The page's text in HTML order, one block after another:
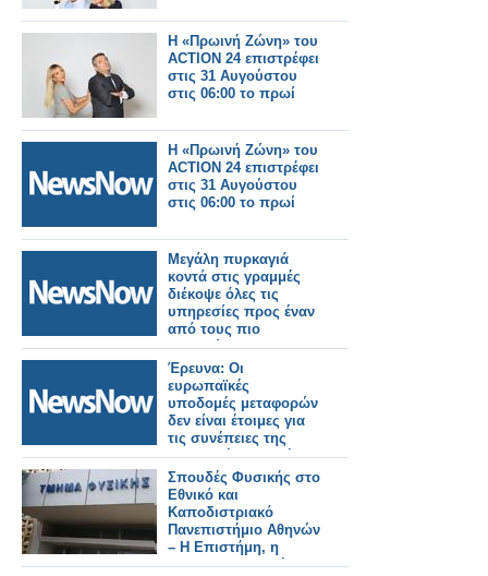
Η «Πρωινή Ζώνη» του
ACTION 24 επιστρέφει
στις 31 Αυγούστου
στις 06:00 το πρωί
Η «Πρωινή Ζώνη» του
ACTION 24 επιστρέφει
στις 31 Αυγούστου
στις 06:00 το πρωί
Μεγάλη πυρκαγιά
κοντά στις γραμμές
διέκοψε όλες τις
υπηρεσίες προς έναν
από τους πιο
πολυσύχναστους
σιδηροδρομικούς
σταθμούς του
Λονδίνου.
Έρευνα: Οι
ευρωπαϊκές
υποδομές μεταφορών
δεν είναι έτοιμες για
τις συνέπειες της
κλιματικής αλλαγής.
Σπουδές Φυσικής στο
Εθνικό και
Καποδιστριακό
Πανεπιστήμιο Αθηνών
– Η Επιστήμη, η
Έρευνα, η Διεθνής